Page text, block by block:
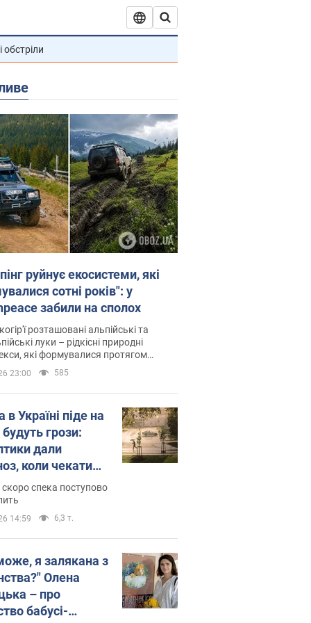
обстріли
руйнує екосистеми, які
сотні років": у
забили на сполох
розташовані альпійські та
луки – рідкісні природні
які формувалися протягом
23:00 585
в Україні піде на
грози:
дали
коли чекати
погоди
скоро спека поступово
14:59 6,3 т.
я залякана з
Олена
– про
бабусі-